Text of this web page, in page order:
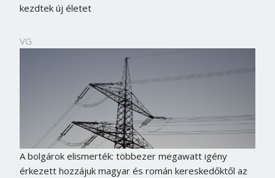
kezdtek új életet
VG
A bolgárok elismerték: többezer megawatt igény
érkezett hozzájuk magyar és román kereskedőktől az